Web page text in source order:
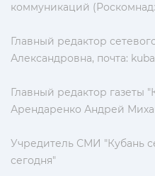
коммуникаций
Главный редактор
Александровна, почта:
Главный редактор газеты
Арендаренко Андрей
Учредитель СМИ "Кубань
сегодня"